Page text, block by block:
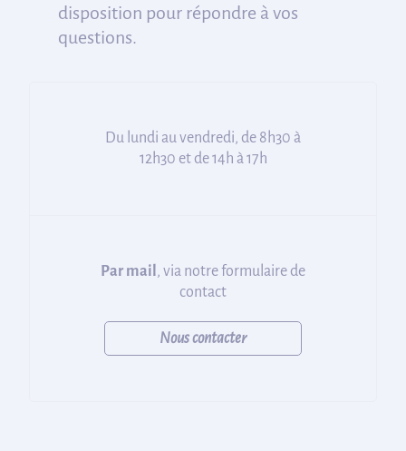
disposition pour répondre à vos
questions.
Du lundi au vendredi, de 8h30 à
12h30 et de 14h à 17h
Par mail , via notre formulaire de
contact
Nous contacter